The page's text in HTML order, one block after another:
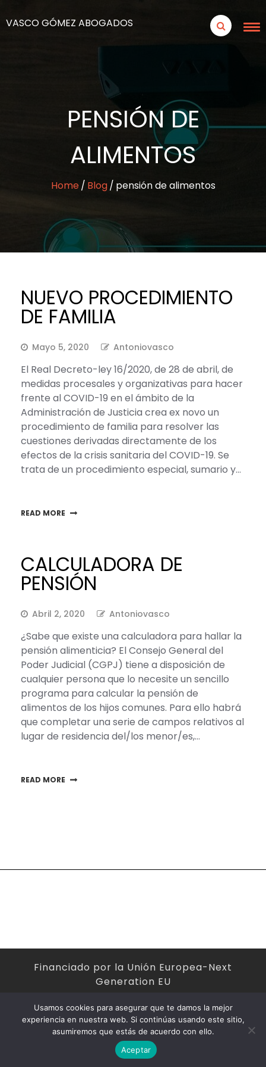
VASCO GÓMEZ ABOGADOS
PENSIÓN DE
ALIMENTOS
Home Blog pensión de alimentos
NUEVO PROCEDIMIENTO
DE FAMILIA
Mayo 5, 2020 Antoniovasco
El Real Decreto-ley 16/2020, de 28 de abril, de
medidas procesales y organizativas para hacer
frente al COVID-19 en el ámbito de la
Administración de Justicia crea ex novo un
procedimiento de familia para resolver las
cuestiones derivadas directamente de los
efectos de la crisis sanitaria del COVID-19. Se
trata de un procedimiento especial, sumario y…
READ MORE
CALCULADORA DE
PENSIÓN
Abril 2, 2020 Antoniovasco
¿Sabe que existe una calculadora para hallar la
pensión alimenticia? El Consejo General del
Poder Judicial (CGPJ) tiene a disposición de
cualquier persona que lo necesite un sencillo
programa para calcular la pensión de
alimentos de los hijos comunes. Para ello habrá
que completar una serie de campos relativos al
lugar de residencia del/los menor/es,…
READ MORE
Financiado por la Unión Europea-Next
Generation EU
2024 - Antonio Vasco Gómez
Usamos cookies para asegurar que te damos la mejor
experiencia en nuestra web. Si continúas usando este sitio,
asumiremos que estás de acuerdo con ello.
Aceptar